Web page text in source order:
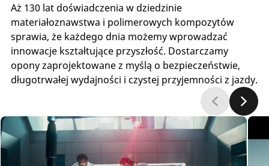
Aż 130 lat doświadczenia w dziedzinie
materiałoznawstwa i polimerowych kompozytów
sprawia, że każdego dnia możemy wprowadzać
innowacje kształtujące przyszłość. Dostarczamy
opony zaprojektowane z myślą o bezpieczeństwie,
długotrwałej wydajności i czystej przyjemności z jazdy.